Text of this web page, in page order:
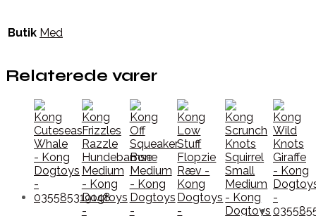
Butik Med
Relaterede varer